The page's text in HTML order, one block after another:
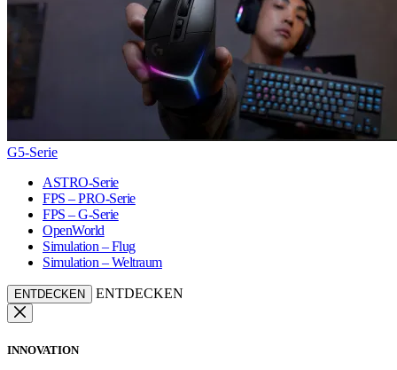
G5-Serie
ASTRO-Serie
FPS – PRO-Serie
FPS – G-Serie
OpenWorld
Simulation – Flug
Simulation – Weltraum
ENTDECKEN ENTDECKEN
INNOVATION